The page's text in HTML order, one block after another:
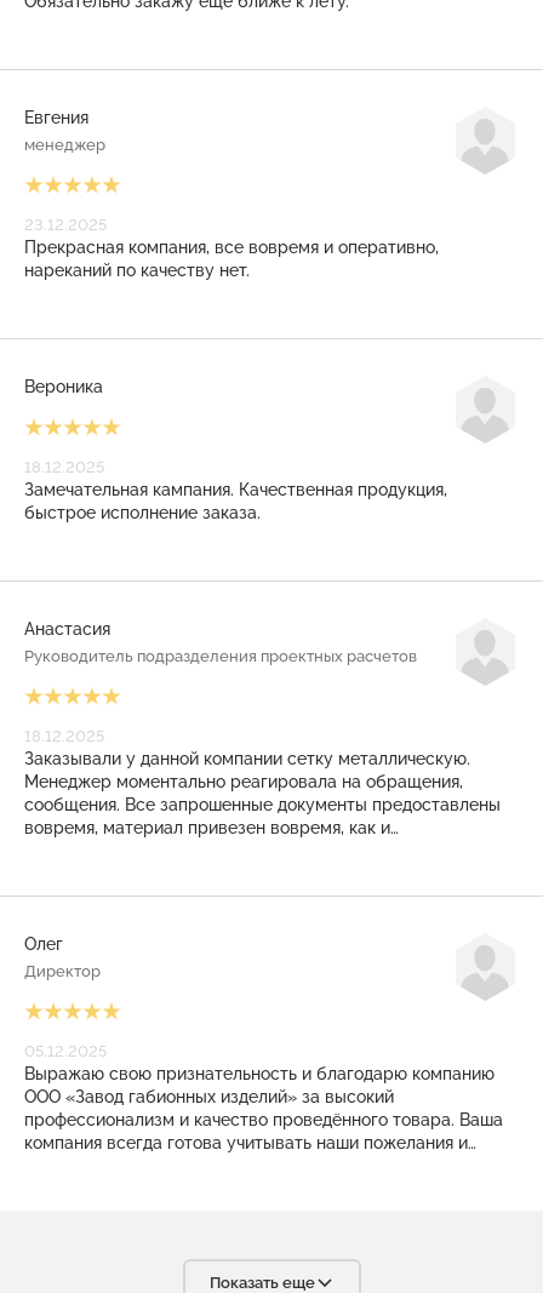
Евгения
менеджер
23.12.2025
Прекрасная компания, все вовремя и оперативно,
нареканий по качеству нет.
Вероника
18.12.2025
Замечательная кампания. Качественная продукция,
быстрое исполнение заказа.
Анастасия
Руководитель подразделения проектных расчетов
18.12.2025
Заказывали у данной компании сетку металлическую.
Менеджер моментально реагировала на обращения,
сообщения. Все запрошенные документы предоставлены
вовремя, материал привезен вовремя, как и
также выставлены своевременно. Приятное, плодотворное
Олег
Директор
05.12.2025
Выражаю свою признательность и благодарю компанию
ООО «Завод габионных изделий» за высокий
профессионализм и качество проведённого товара. Ваша
компания всегда готова учитывать наши пожелания и
высококвалифицированного партнёра, что очень важно в
условиях современного бизнеса. С радостью будем
Показать еще